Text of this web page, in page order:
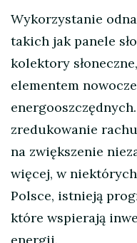
Wykorzystanie
takich jak panele
kolektory
elementem
zredukowanie
na zwiększenie
więcej, w
Polsce, istnieją
które wspierają